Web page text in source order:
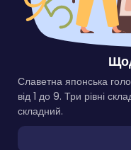
Славетна японська
від 1 до 9. Три рівні
складний.